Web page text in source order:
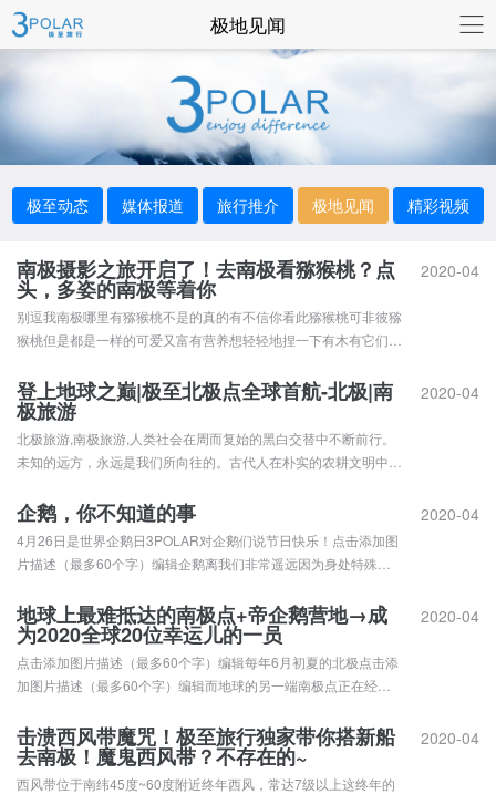
极地见闻
极至动态 媒体报道 旅行推介 极地见闻 精彩视频
南极摄影之旅开启了！去南极看猕猴桃？点
头，多姿的南极等着你
别逗我南极哪里有猕猴桃不是的真的有不信你看此猕猴桃可非彼猕
猴桃但是都是一样的可爱又富有营养想轻轻地捏一下有木有它们就
去“外壳”华丽变身成为带着一顶王冠傲视群雄的王企鹅王企鹅们可
不是一般的南极游说看就能看到的哦因为它们生活在南极相对温暖
的地段一般...
2020-04
登上地球之巅|极至北极点全球首航-北极|南
极旅游
北极旅游,南极旅游,人类社会在周而复始的黑白交替中不断前行。
未知的远方，永远是我们所向往的。古代人在朴实的农耕文明中寻
有一颗最亮的星星，在北方守护着我们，无论是远行还是归途。那
颗星星就是北极星。千百年来，一直指引着行人向着目的地，前
行，不偏不...
2020-04
企鹅，你不知道的事
4月26日是世界企鹅日3POLAR对企鹅们说节日快乐！点击添加图
片描述（最多60个字）编辑企鹅离我们非常遥远因为身处特殊的
这里可能有一些你不知道的事点击添加图片描述（最多60个字）
编辑点击添加图片描述（最多60个字）编辑点击添加图片描述
（最多...
2020-04
地球上最难抵达的南极点+帝企鹅营地→成
为2020全球20位幸运儿的一员
点击添加图片描述（最多60个字）编辑每年6月初夏的北极点击添
加图片描述（最多60个字）编辑而地球的另一端南极点正在经历
帝企鹅们抱团取暖的感触瞬间点击添加图片描述（最多60个字）
编辑在结束长达半年的极夜之后一批人类游客探险者即将来到这里
深入南极...
2020-04
击溃西风带魔咒！极至旅行独家带你搭新船
去南极！魔鬼西风带？不存在的~
西风带位于南纬45度~60度附近终年西风，常达7级以上这终年的
2020-04
联系我们